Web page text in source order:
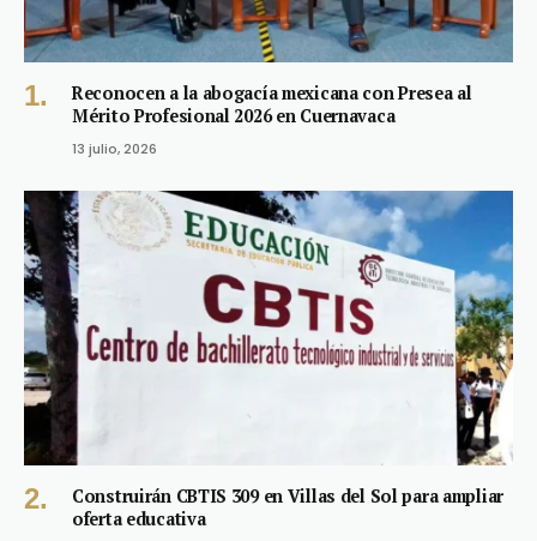
Reconocen a la abogacía mexicana con Presea al
Mérito Profesional 2026 en Cuernavaca
13 julio, 2026
Construirán CBTIS 309 en Villas del Sol para ampliar
oferta educativa